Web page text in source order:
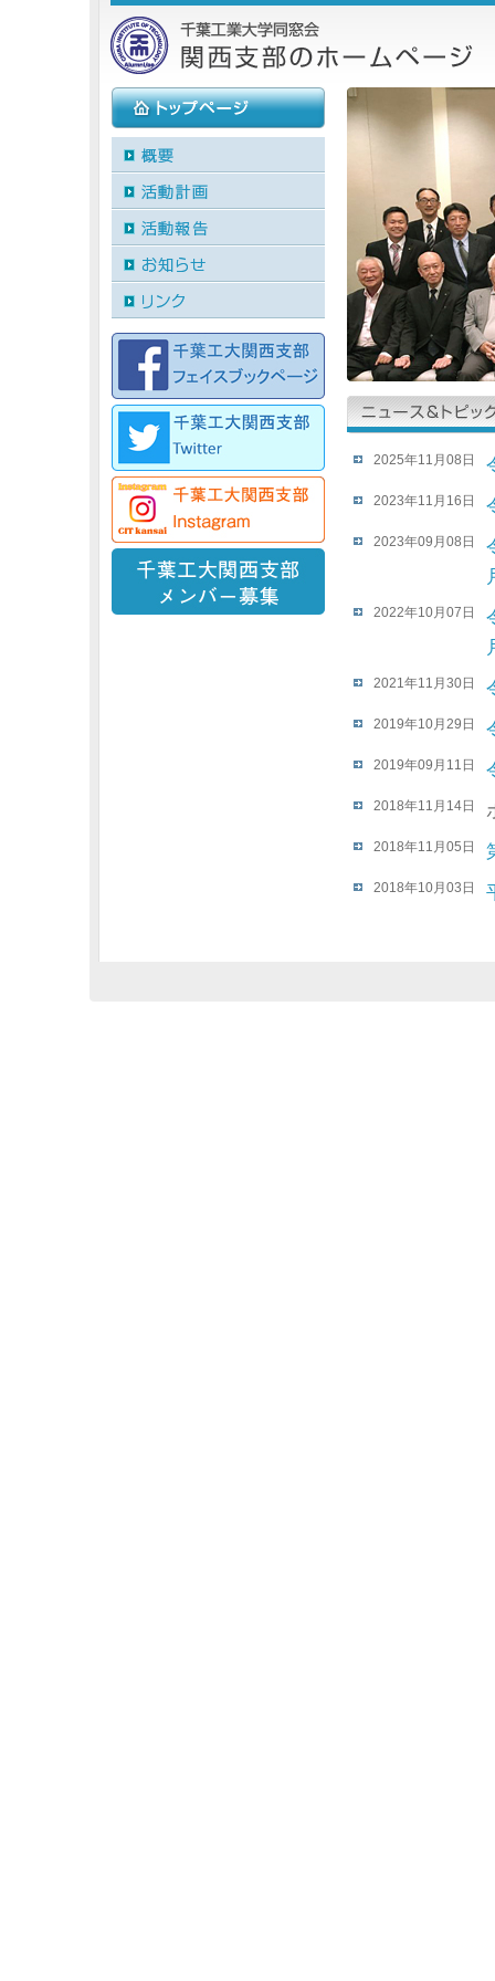
2025年11月08日
2023年11月16日
2023年09月08日
2022年10月07日
2021年11月30日
2019年10月29日
2019年09月11日
2018年11月14日
2018年11月05日
2018年10月03日